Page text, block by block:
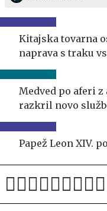
Kitajska tovarna
naprava s traku
Medved po aferi
razkril novo
Papež Leon XIV.